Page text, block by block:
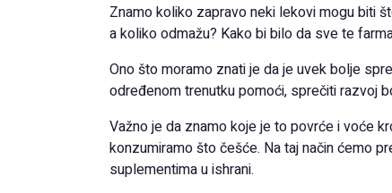
Znamo koliko zapravo neki lekovi mogu biti
a koliko odmažu? Kako bi bilo da sve te
Ono što moramo znati je da je uvek bolje
određenom trenutku pomoći, sprečiti razvoj
Važno je da znamo koje je to povrće i voće
konzumiramo što češće. Na taj način ćemo
suplementima u ishrani.